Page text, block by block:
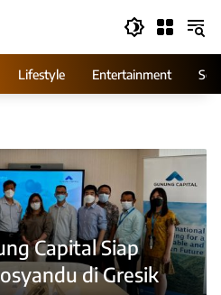
Lifestyle Entertainment
Capital Siap
di Gresik